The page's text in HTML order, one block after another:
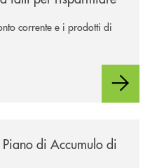
corrente e i prodotti di
di Accumulo di